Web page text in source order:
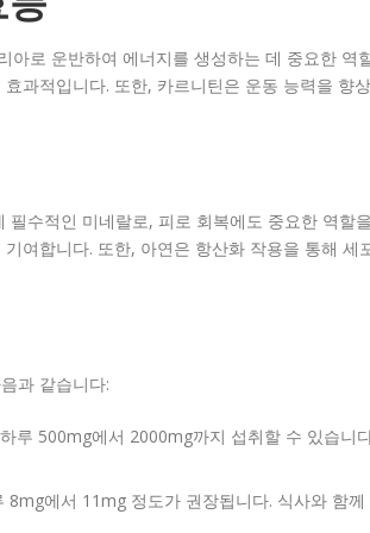
아로 운반하여 에너지를 생성하는 데 중요한 역
과적입니다. 또한, 카르니틴은 운동 능력을 향
필수적인 미네랄로, 피로 회복에도 중요한 역할
여합니다. 또한, 아연은 항산화 작용을 통해
과 같습니다:
루 500mg에서 2000mg까지 섭취할 수 있습니
8mg에서 11mg 정도가 권장됩니다. 식사와 함